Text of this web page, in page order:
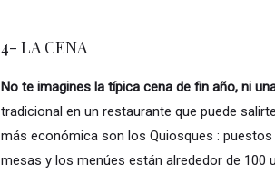
4- LA CENA
No te imagines la típica cena de fin año, ni
tradicional en un restaurante que puede
más económica son los Quiosques :
mesas y los menúes están alrededor de 100